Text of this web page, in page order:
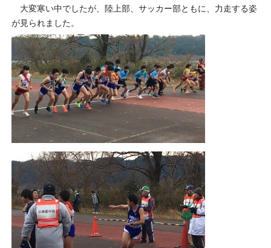
大変寒い中でしたが、陸上部、サッカー部ともに、力走する姿
が見られました。